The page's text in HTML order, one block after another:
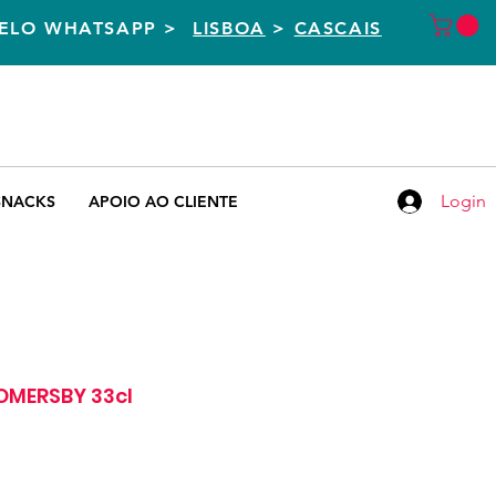
APOIO AO CLIENTE Login
WHATSAPP > LISBOA > CASCAIS
33cl